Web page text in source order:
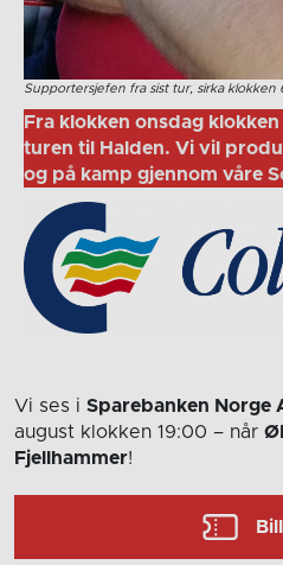
Supportersjefen fra sist tur, sirka klokken
Fra klokken onsdag
turen til Halden. Vi vil
og på kamp gjennom våre
Vi ses i Sparebanken Norge
august klokken 19:00 – når
Fjellhammer!